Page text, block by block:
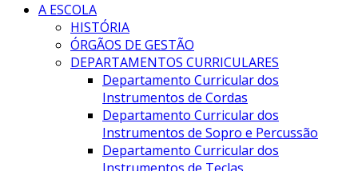
A ESCOLA
HISTÓRIA
ÓRGÃOS DE GESTÃO
DEPARTAMENTOS CURRICULARES
Departamento Curricular dos
Instrumentos de Cordas
Departamento Curricular dos
Instrumentos de Sopro e Percussão
Departamento Curricular dos